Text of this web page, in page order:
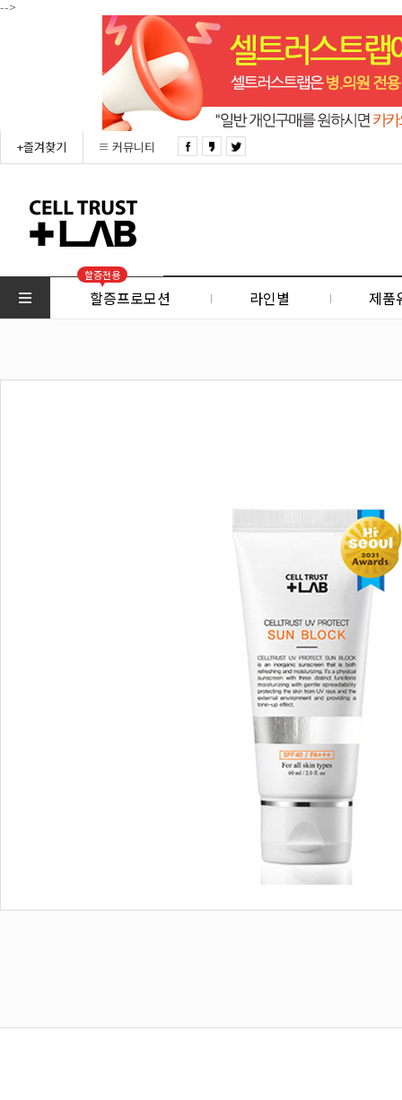
-->
+즐겨찾기 커뮤니티
할증전용
할증프로모션 라인별 제품